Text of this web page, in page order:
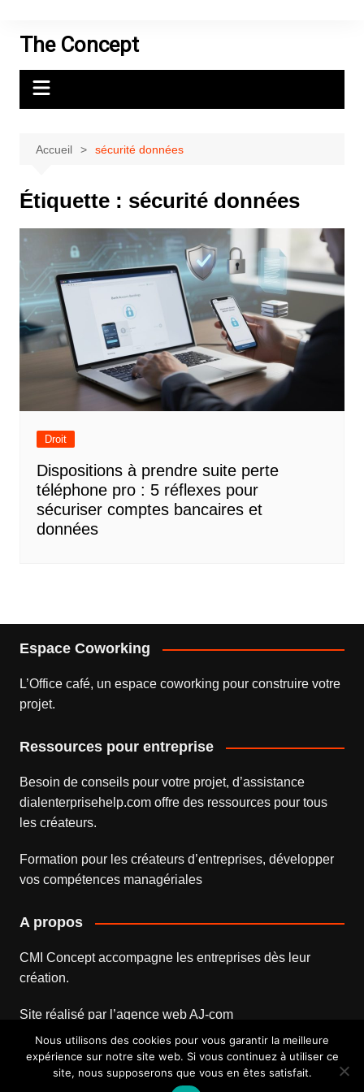
contenuThe Concept
Accueil sécurité données
Étiquette : sécurité données
Droit
Dispositions à prendre suite perte
téléphone pro : 5 réflexes pour
sécuriser comptes bancaires et
données
Espace Coworking
L’Office café, un espace coworking pour construire votre
projet.
Ressources pour entreprise
Besoin de conseils pour votre projet, d’assistance
dialenterprisehelp.comoffre des ressources pour tous
les créateurs.
Formation pour les créateurs d’entreprises, développer
vos compétences managériales
A propos
CMI Concept accompagne les entreprises dès leur
création.
Site réalisé par l’agence webAJ-com
Nous utilisons des cookies pour vous garantir la meilleure
expérience sur notre site web. Si vous continuez à utiliser ce
site, nous supposerons que vous en êtes satisfait.